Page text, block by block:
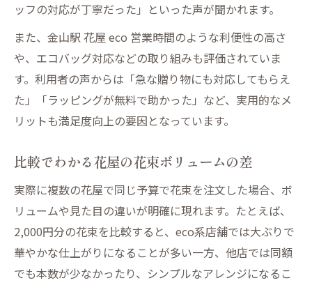
ッフの対応が丁寧だった」といった声が聞かれます。
また、金山駅 花屋 eco 営業時間のような利便性の高さ
や、エコバッグ対応などの取り組みも評価されていま
す。利用者の声からは「急な贈り物にも対応してもらえ
た」「ラッピングが無料で助かった」など、実用的なメ
リットも満足度向上の要因となっています。
比較でわかる花屋の花束ボリュームの差
実際に複数の花屋で同じ予算で花束を注文した場合、ボ
リュームや見た目の違いが明確に現れます。たとえば、
2,000円分の花束を比較すると、eco系店舗では大ぶりで
華やかな仕上がりになることが多い一方、他店では同額
でも本数が少なかったり、シンプルなアレンジになるこ